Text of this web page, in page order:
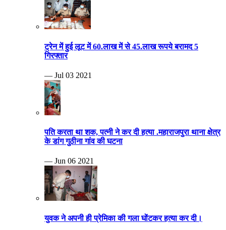
ट्रेन में हुई लूट में 60.लाख में से 45.लाख रूपये बरामद 5
गिरफ्तार
— Jul 03 2021
पति करता था शक, पत्नी ने कर दी हत्या .महाराजपुरा थाना क्षेत्र
के डांग गुठीना गांव की घटना
— Jun 06 2021
युवक ने अपनी ही प्रेमिका की गला घोंटकर हत्या कर दी।